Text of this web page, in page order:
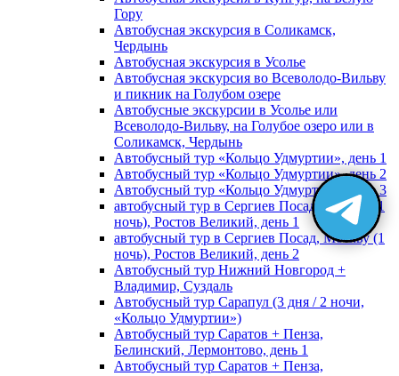
Гору
Автобусная экскурсия в Соликамск,
Чердынь
Автобусная экскурсия в Усолье
Автобусная экскурсия во Всеволодо-Вильву
и пикник на Голубом озере
Автобусные экскурсии в Усолье или
Всеволодо-Вильву, на Голубое озеро или в
Соликамск, Чердынь
Автобусный тур «Кольцо Удмуртии», день 1
Автобусный тур «Кольцо Удмуртии», день 2
Автобусный тур «Кольцо Удмуртии», день 3
автобусный тур в Сергиев Посад, Москву (1
ночь), Ростов Великий, день 1
автобусный тур в Сергиев Посад, Москву (1
ночь), Ростов Великий, день 2
Автобусный тур Нижний Новгород +
Владимир, Суздаль
Автобусный тур Сарапул (3 дня / 2 ночи,
«Кольцо Удмуртии»)
Автобусный тур Саратов + Пенза,
Белинский, Лермонтово, день 1
Автобусный тур Саратов + Пенза,